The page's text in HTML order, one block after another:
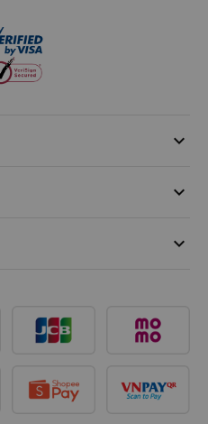
keyboard_arrow_down
keyboard_arrow_down
keyboard_arrow_down